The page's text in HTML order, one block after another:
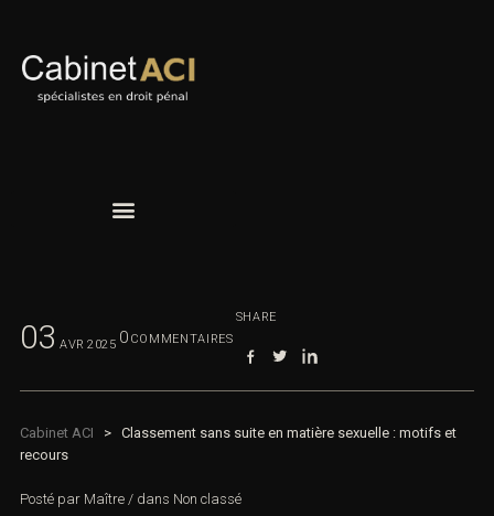
03 AVR 2025 0 COMMENTAIRES
SHARE
Cabinet ACI > Classement sans suite en matière sexuelle : motifs et
recours
Posté par Maître / dans Non classé